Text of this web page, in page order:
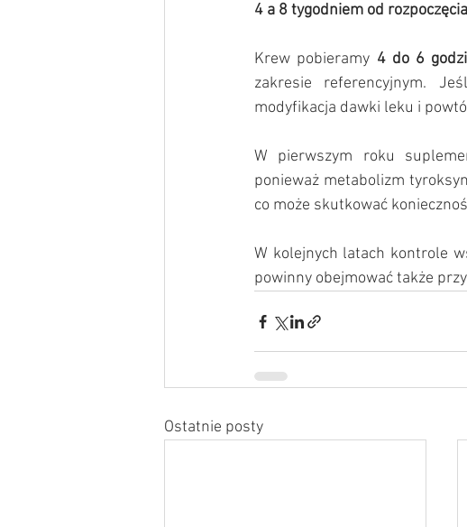
4 a 8 tygodniem od
Krew pobieramy 4 do 6
zakresie referencyjnym.
modyfikacja dawki leku i
W pierwszym roku
ponieważ metabolizm
co może skutkować
W kolejnych latach kontrole
powinny obejmować także
Ostatnie posty